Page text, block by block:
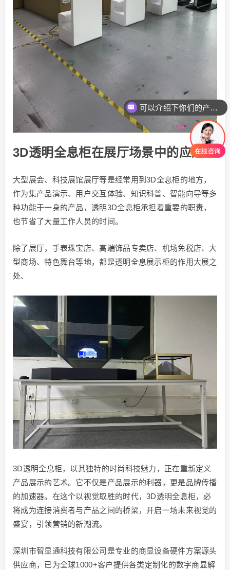
3D透明全息柜在展厅场景中的应用
大型展会、科技展馆展厅等是经常用到3D全息柜的地方，
作为集产品演示、用户交互体验、知识科普、智能向导等多
种功能于一身的产品，透明3D全息柜承担着重要的职责，
也节省了大量工作人员的时间。
除了展厅，手表珠宝店、高端饰品专卖店、机场免税店、大
型商场、特色舞台等地，都是透明全息展示柜的作用大展之
处、
3D透明全息柜，以其独特的时尚科技魅力，正在重新定义
产品展示的艺术。它不仅是产品展示的利器，更是品牌传播
的加速器。在这个以视觉取胜的时代，3D透明全息柜，必
将成为连接消费者与产品之间的桥梁，开启一场未来视觉的
盛宴，引领营销的新潮流。
深圳市智显通科技有限公司是专业的商显设备硬件方案源头
供应商，已为全球1000+客户提供各类定制化的数字商显解